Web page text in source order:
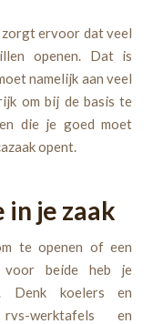
zorgt ervoor dat veel
openen. Dat is
namelijk aan veel
om bij de basis te
die je goed moet
opent.
je zaak
te openen of een
beide heb je
Denk koelers en
werktafels en